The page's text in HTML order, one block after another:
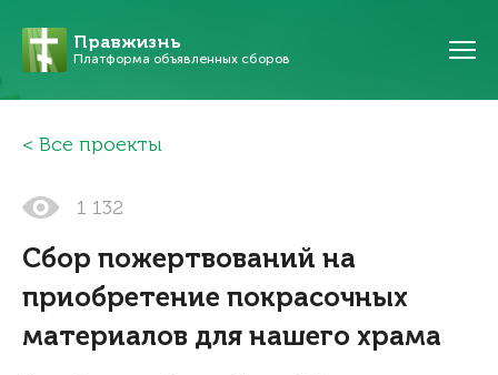
Правжизнь
Платформа объявленных сборов
Все проекты
1 132
Сбор пожертвований на
приобретение покрасочных
материалов для нашего храма